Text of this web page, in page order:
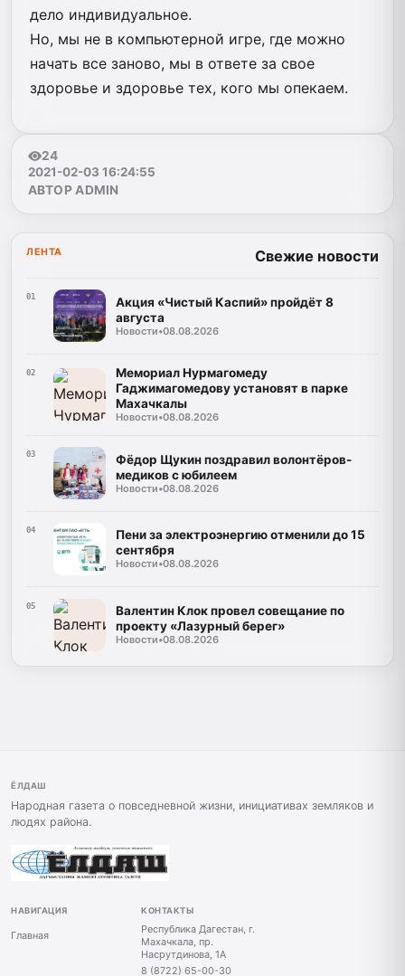
дело индивидуальное.
Но, мы не в компьютерной игре, где можно
начать все заново, мы в ответе за свое
здоровье и здоровье тех, кого мы опекаем.
24
2021-02-03 16:24:55
АВТОР ADMIN
ЛЕНТА Свежие новости
01
Акция «Чистый Каспий» пройдёт 8
августа
Новости•08.08.2026
02
Мемориал Нурмагомеду
Гаджимагомедову установят в парке
Махачкалы
Новости•08.08.2026
03
Фёдор Щукин поздравил волонтёров-
медиков с юбилеем
Новости•08.08.2026
04
Пени за электроэнергию отменили до 15
сентября
Новости•08.08.2026
05
Валентин Клок провел совещание по
проекту «Лазурный берег»
Новости•08.08.2026
ЁЛДАШ
Народная газета о повседневной жизни, инициативах земляков и
людях района.
НАВИГАЦИЯ
Главная
КОНТАКТЫ
Республика Дагестан, г.
Махачкала, пр.
Насрутдинова, 1А
8 (8722) 65-00-30